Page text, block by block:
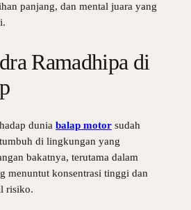
panjang, dan mental juara yang
Ramadhipa di
dunia balap motorsudah
di lingkungan yang
bakatnya, terutama dalam
menuntut konsentrasi tinggi dan
risiko.